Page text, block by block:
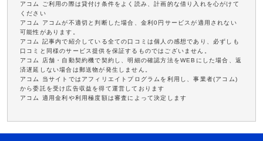
アコム ご利用の際は貸付け条件をよく読み、計画的な借り入れを心がけて
ください
アコム アコムが不適切と判断した場合、金利0円サービスが適用されない
可能性があります。
アコム 記事内で紹介している全ての口コミは個人の感想であり、必ずしも
口コミと同様のサービス提供を保証するものではございません。
アコム 店舗・自動契約機で契約し、明細の確認方法をWEBにした場合、返
済遅延しない場合は郵送物が発生しません。
アコム 当サイトではアフィリエイトプログラムを利用し、事業者(アコム)
から委託を受け広告収益を得て運営しております
アコム 適用金利や利用極度額は審査によって決定します